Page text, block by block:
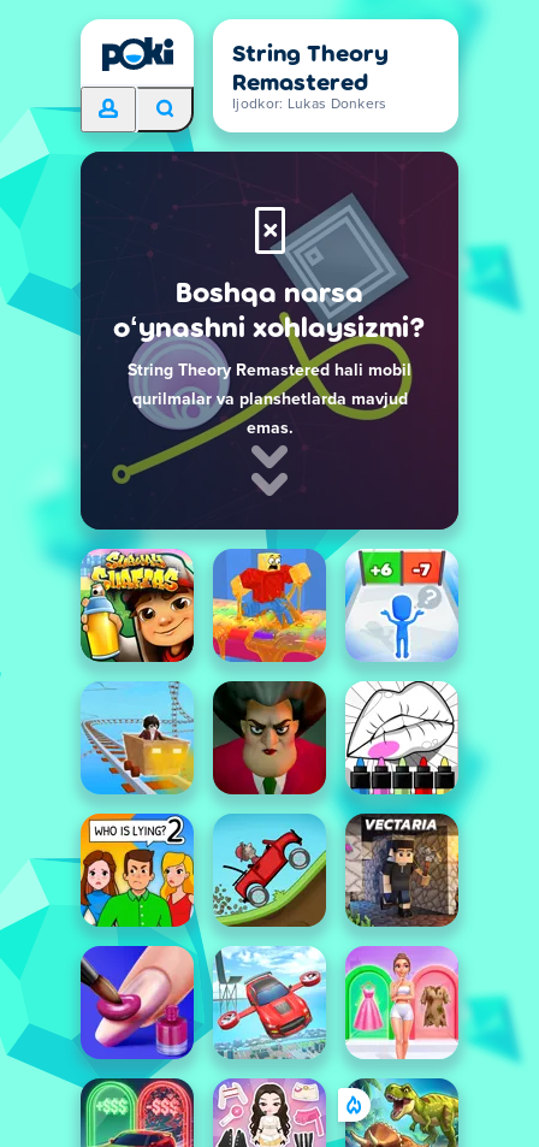
String Theory
Remastered
Ijodkor: Lukas Donkers
Boshqa narsa
oʻynashni xohlaysizmi?
String Theory Remastered hali mobil
qurilmalar va planshetlarda mavjud
emas.